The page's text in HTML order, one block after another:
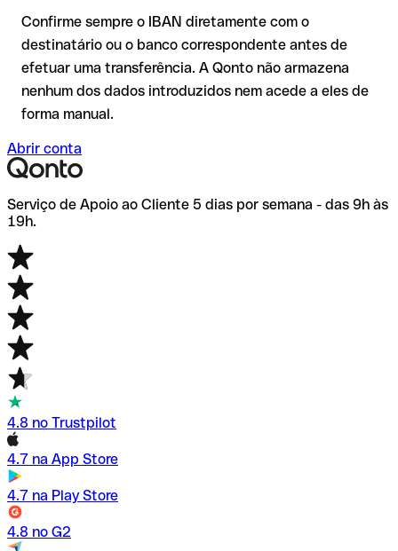
precaução é especialmente importante com montantes
elevados ou em novas relações comerciais.
Confirme sempre o IBAN diretamente com o
destinatário ou o banco correspondente antes de
efetuar uma transferência. A Qonto não armazena
nenhum dos dados introduzidos nem acede a eles de
forma manual.
Abrir conta
Serviço de Apoio ao Cliente 5 dias por semana - das 9h às
19h.
4.8 no Trustpilot
4.7 na App Store
4.7 na Play Store
4.8 no G2